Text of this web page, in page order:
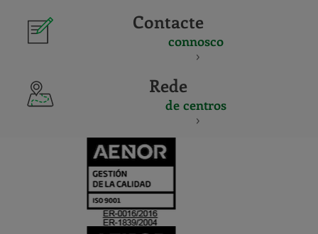
Contacte
connosco
Rede
de centros